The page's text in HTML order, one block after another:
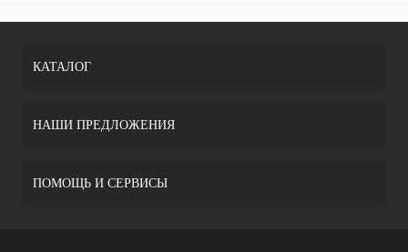
КАТАЛОГ
НАШИ ПРЕДЛОЖЕНИЯ
ПОМОЩЬ И СЕРВИСЫ